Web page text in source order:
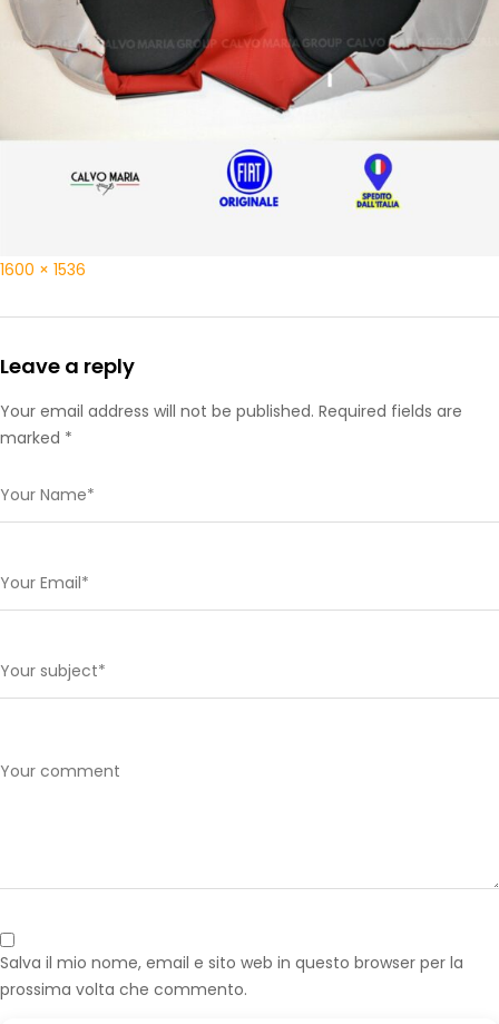
1600 × 1536
Leave a reply
Your email address will not be published. Required fields are
marked *
Salva il mio nome, email e sito web in questo browser per la
prossima volta che commento.